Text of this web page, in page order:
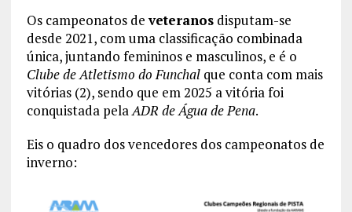
Os campeonatos deveteranosdisputam-se
desde 2021, com uma classificação combinada
única, juntando femininos e masculinos, e é o
Clube de Atletismo do Funchalque conta com mais
vitórias (2), sendo que em 2025 a vitória foi
conquistada pelaADR de Água de Pena.
Eis o quadro dos vencedores dos campeonatos de
inverno: